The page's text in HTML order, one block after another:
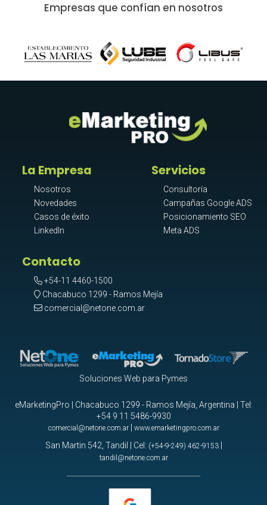
Empresas que confían en nosotros
La Empresa
Nosotros
Novedades
Casos de éxito
LinkedIn
Servicios
Consultoría
Campañas Google ADS
Posicionamiento SEO
Meta ADS
Contacto
+54-11 4460-1500
Chacabuco 1299 - Ramos Mejía
comercial@netone.com.ar
Soluciones Web para Pymes
eMarketingPro | Chacabuco 1299 - Ramos Mejía, Argentina | Tel:
+54 9 11 5486-9930
comercial@netone.com.ar| www.emarketingpro.com.ar
San Martin 542, Tandil | Cel: (+54-9-249) 462-9153|
tandil@netone.com.ar